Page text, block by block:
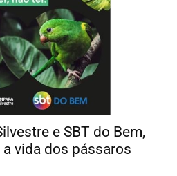
e SBT do Bem,
vida dos pássaros